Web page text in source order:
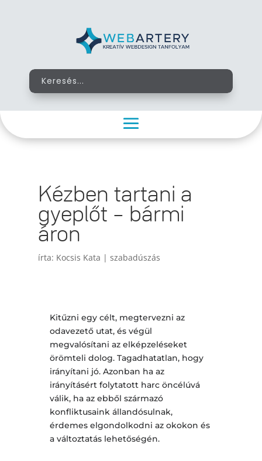
Kézben tartani a
gyeplőt – bármi
áron
írta: Kocsis Kata | szabadúszás
Kitűzni egy célt, megtervezni az
odavezető utat, és végül
megvalósítani az elképzeléseket
örömteli dolog. Tagadhatatlan, hogy
irányítani jó. Azonban ha az
irányításért folytatott harc öncélúvá
válik, ha az ebből származó
konfliktusaink állandósulnak,
érdemes elgondolkodni az okokon és
a változtatás lehetőségén.